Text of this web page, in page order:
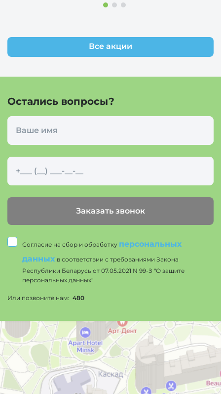
Все акции
Остались вопросы?
Заказать звонок
Или позвоните нам: 480
Согласие на сбор и обработку персональных
данных в соответствии с требованиями Закона
Республики Беларусь от 07.05.2021 N 99-З "О защите
персональных данных"